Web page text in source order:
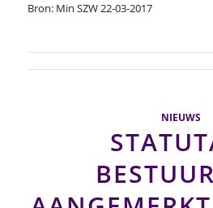
Bron: Min SZW 22-03-2017
NIEUWS